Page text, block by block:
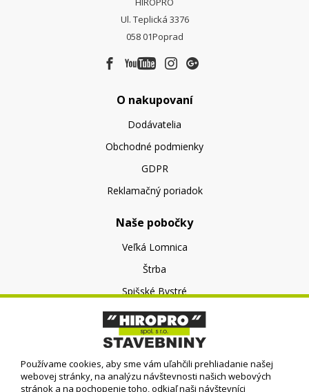
Ul. Teplická 3376
058 01Poprad
O nakupovaní
Dodávatelia
Obchodné podmienky
GDPR
Reklamačný poriadok
Naše pobočky
Veľká Lomnica
Štrba
Spišské Bystré
O nás
O spoločnosti
Kontakt
Používame cookies, aby sme vám uľahčili prehliadanie našej
webovej stránky, na analýzu návštevnosti našich webových
stránok a na pochopenie toho, odkiaľ naši návštevníci